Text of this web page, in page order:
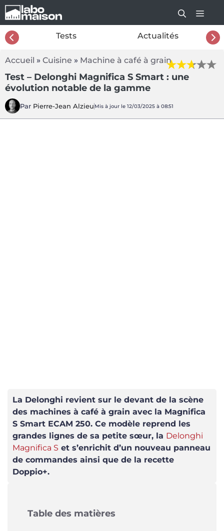
Aller
au
contenu
Tests Actualités
Accueil » Cuisine » Machine à café à grain
Test – Delonghi Magnifica S Smart : une
évolution notable de la gamme
Par Pierre-Jean Alzieu Mis à jour le 12/03/2025 à 08:51
La Delonghi revient sur le devant de la scène
des machines à café à grain avec la Magnifica
S Smart ECAM 250. Ce modèle reprend les
grandes lignes de sa petite sœur, la Delonghi
Magnifica S et s’enrichit d’un nouveau panneau
de commandes ainsi que de la recette
Doppio+.
Table des matières